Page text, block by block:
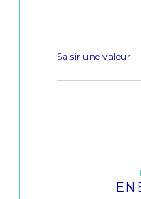
Saisir une valeur